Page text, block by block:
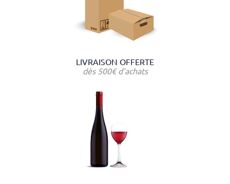
LIVRAISON OFFERTE
dès 500€ d'achats